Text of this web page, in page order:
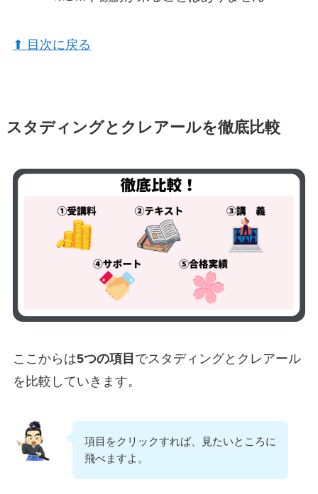
⬆︎ 目次に戻る
スタディングとクレアールを徹底比較
ここからは5つの項目 でスタディングとクレアール
を比較していきます。
項目をクリックすれば、見たいところに
飛べますよ。